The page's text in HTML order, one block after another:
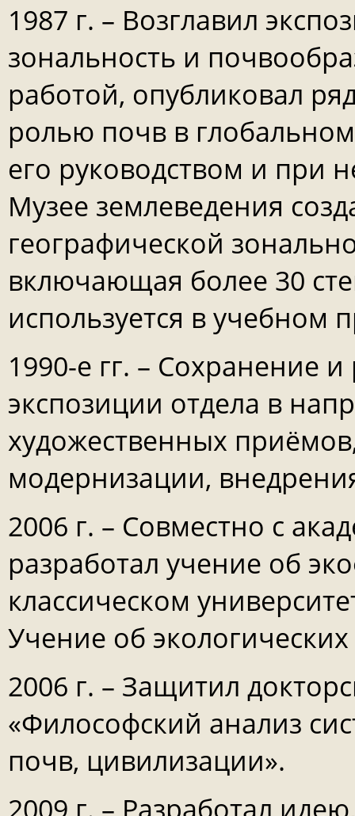
1987 г. – Возглавил
зональность и
работой, опубликовал
ролью почв в
его руководством и при
Музее землеведения
географической
включающая более 30
используется в учебном
1990-е гг. – Сохранение
экспозиции отдела в
художественных
модернизации,
2006 г. – Совместно с
разработал учение об
классическом
Учение об
2006 г. – Защитил
«Философский анализ
почв, цивилизации».
2009 г. – Разработал